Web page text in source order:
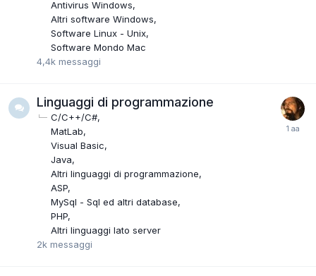
Antivirus Windows
Altri software Windows
Software Linux - Unix
Software Mondo Mac
4,4k messaggi
Linguaggi di programmazione
C/C++/C#
MatLab
Visual Basic
Java
Altri linguaggi di programmazione
ASP
MySql - Sql ed altri database
PHP
Altri linguaggi lato server
2k messaggi